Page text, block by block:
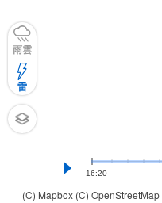
(C) Mapbox (C) OpenStreetMap
雨雲
雷
16:20